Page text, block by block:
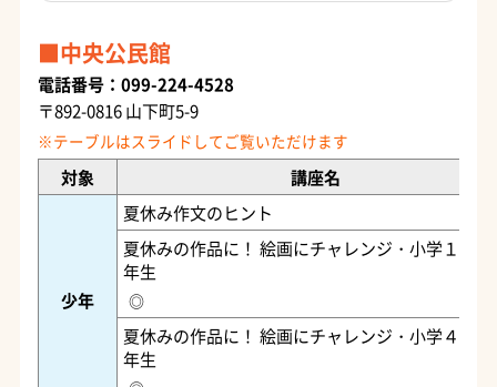
中央公民館
電話番号：099-224-4528
〒892-0816 山下町5-9
対象 講座名
少年
夏休み作文のヒント
夏休みの作品に！ 絵画にチャレンジ・小学１～３
年生
◎
夏休みの作品に！ 絵画にチャレンジ・小学４～６
年生